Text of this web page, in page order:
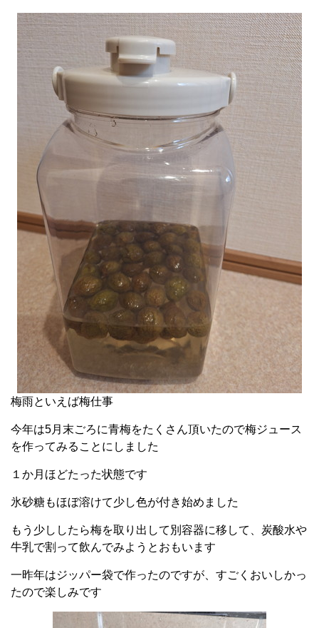
梅雨といえば梅仕事
今年は5月末ごろに青梅をたくさん頂いたので梅ジュース
を作ってみることにしました
１か月ほどたった状態です
氷砂糖もほぼ溶けて少し色が付き始めました
もう少ししたら梅を取り出して別容器に移して、炭酸水や
牛乳で割って飲んでみようとおもいます
一昨年はジッパー袋で作ったのですが、すごくおいしかっ
たので楽しみです